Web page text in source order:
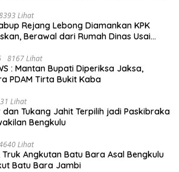
Lihat
Rejang Lebong Diamankan KPK
Berawal dari Rumah Dinas Usai
8167 Lihat
: Mantan Bupati Diperiksa Jaksa,
PDAM Tirta Bukit Kaba
Lihat
dan Tukang Jahit Terpilih jadi Paskibraka
Bengkulu
Lihat
Angkutan Batu Bara Asal Bengkulu
Batu Bara Jambi